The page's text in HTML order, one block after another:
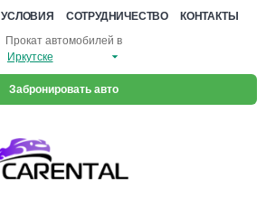
УСЛОВИЯ СОТРУДНИЧЕСТВО
КОНТАКТЫ
Прокат автомобилей в
Забронировать авто